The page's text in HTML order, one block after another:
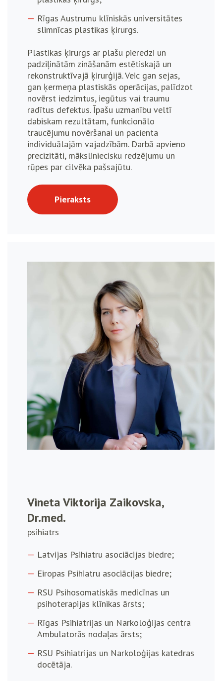
Rīgas Austrumu klīniskās universitātes
slimnīcas plastikas ķirurgs.
Plastikas ķirurgs ar plašu pieredzi un
padziļinātām zināšanām estētiskajā un
rekonstruktīvajā ķirurģijā. Veic gan sejas,
gan ķermeņa plastiskās operācijas, palīdzot
novērst iedzimtus, iegūtus vai traumu
radītus defektus. Īpašu uzmanību veltī
dabiskam rezultātam, funkcionālo
traucējumu novēršanai un pacienta
individuālajām vajadzībām. Darbā apvieno
precizitāti, māksliniecisku redzējumu un
rūpes par cilvēka pašsajūtu.
Pieraksts
Vineta Viktorija Zaikovska,
Dr.med.
psihiatrs
Latvijas Psihiatru asociācijas biedre;
Eiropas Psihiatru asociācijas biedre;
RSU Psihosomatiskās medicīnas un
psihoterapijas klīnikas ārsts;
Rīgas Psihiatrijas un Narkoloģijas centra
Ambulatorās nodaļas ārsts;
RSU Psihiatrijas un Narkoloģijas katedras
docētāja.